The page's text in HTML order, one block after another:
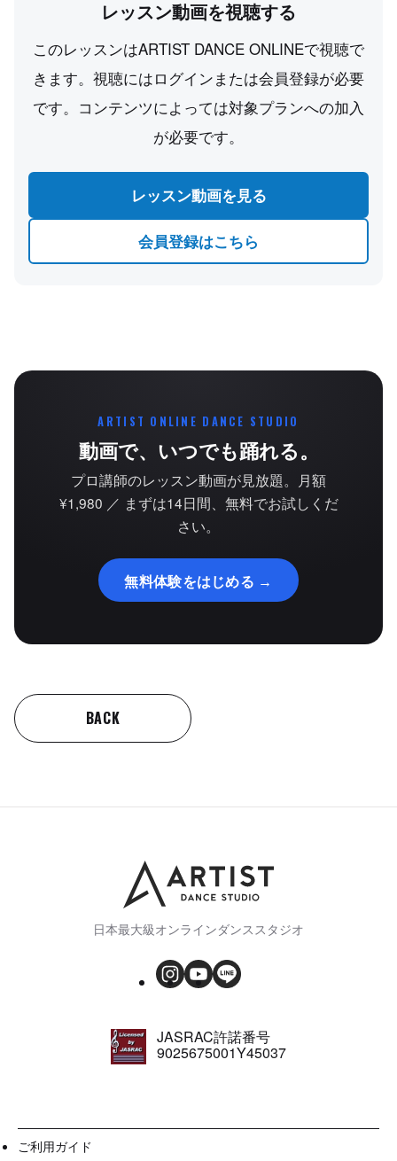
レッスン動画を視聴する
このレッスンはARTIST DANCE ONLINEで視聴で
きます。視聴にはログインまたは会員登録が必要
です。コンテンツによっては対象プランへの加入
が必要です。
レッスン動画を見る
会員登録はこちら
ARTIST ONLINE DANCE STUDIO
動画で、いつでも踊れる。
プロ講師のレッスン動画が見放題。月額
¥1,980 ／ まずは14日間、無料でお試しくだ
さい。
無料体験をはじめる →
BACK
日本最大級オンラインダンススタジオ
JASRAC許諾番号
9025675001Y45037
ご利用ガイド